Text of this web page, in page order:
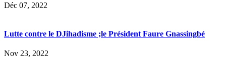
Déc 07, 2022
Lutte contre le DJihadisme ;le Président Faure Gnassingbé
Nov 23, 2022